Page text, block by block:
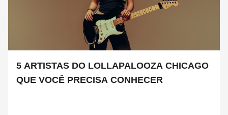
5 ARTISTAS DO LOLLAPALOOZA CHICAGO
QUE VOCÊ PRECISA CONHECER